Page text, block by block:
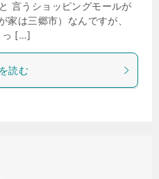
言うショッピングモールが
は三郷市）なんですが、
っ […]
読む